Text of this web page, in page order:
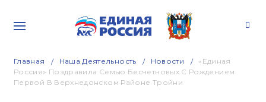
Главная Наша Деятельность Новости
«Единая
Россия» Поздравила Семью Бесчетновых С Рождением
Первой В Верхнедонском Районе Тройни